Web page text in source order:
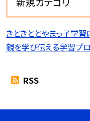
きときととやまっ子学習
親を学び伝える学習プ
RSS